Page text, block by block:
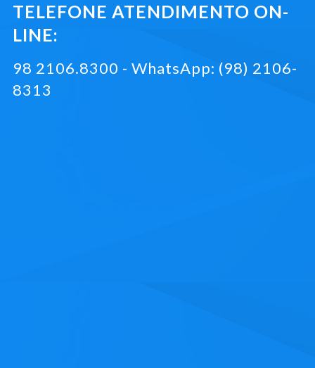
TELEFONE ATENDIMENTO ON-
LINE:
98 2106.8300 - WhatsApp: (98) 2106-
8313